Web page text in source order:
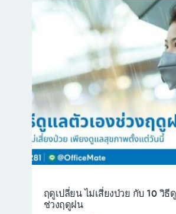
ฤดูเปลี่ยน ไม่เสี่ยงป่วย กับ 10 วิธี
ช่วงฤดูฝน